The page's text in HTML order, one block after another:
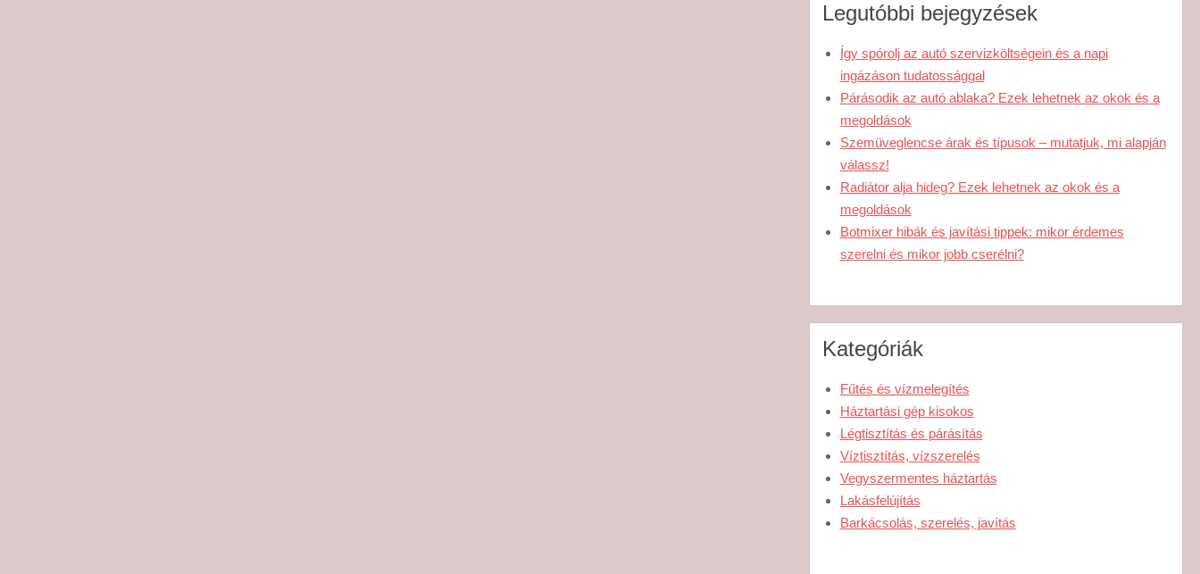
Legutóbbi bejegyzések
Így spórolj az autó szervizköltségein és a napi
ingázáson tudatossággal
Párásodik az autó ablaka? Ezek lehetnek az okok és a
megoldások
Szemüveglencse árak és típusok – mutatjuk, mi alapján
válassz!
Radiátor alja hideg? Ezek lehetnek az okok és a
megoldások
Botmixer hibák és javítási tippek: mikor érdemes
szerelni és mikor jobb cserélni?
Kategóriák
Fűtés és vízmelegítés
Háztartási gép kisokos
Légtisztítás és párásítás
Víztisztítás, vízszerelés
Vegyszermentes háztartás
Lakásfelújítás
Barkácsolás, szerelés, javítás